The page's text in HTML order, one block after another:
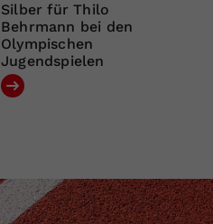
Silber für Thilo
Behrmann bei den
Olympischen
Jugendspielen